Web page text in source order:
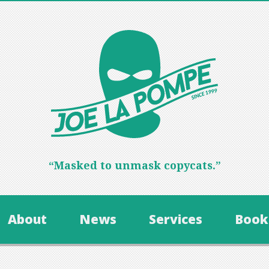
“Masked to unmask copycats.”
About News Services